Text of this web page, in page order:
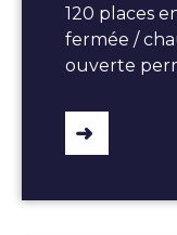
120 places
fermée /
ouverte